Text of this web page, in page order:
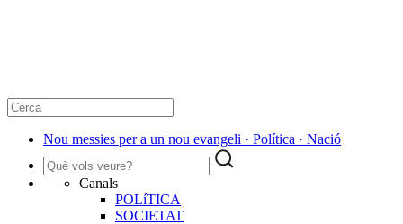
Nou messies per a un nou evangeli · Política · Nació
Canals
POLíTICA
SOCIETAT